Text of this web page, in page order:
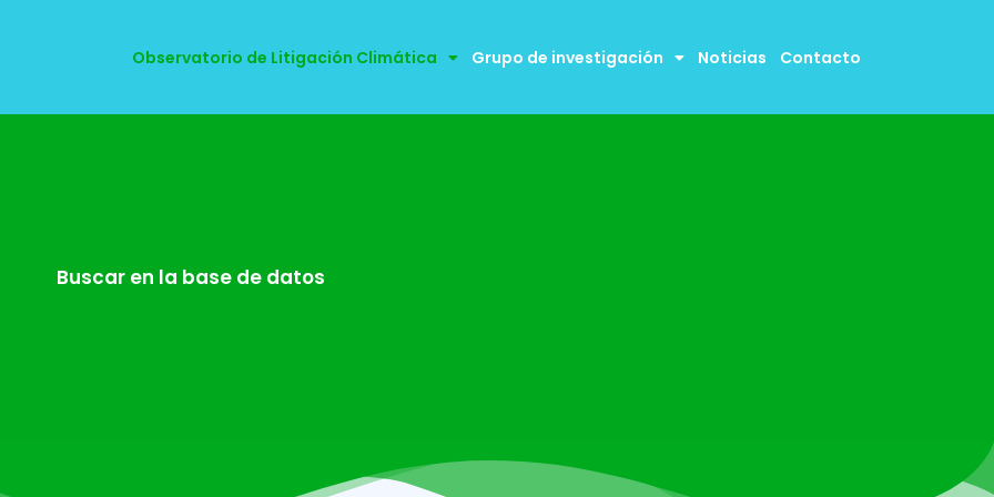
Observatorio de Litigación Climática Grupo de investigación Noticias Contacto
Buscar en la base de datos